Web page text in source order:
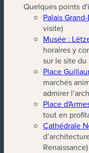
Quelques points
Palais
visite)
Musée :
horaires y
sur le site du
Place
marchés
admirer
Place
tout en
Cathédrale
Renaissance)